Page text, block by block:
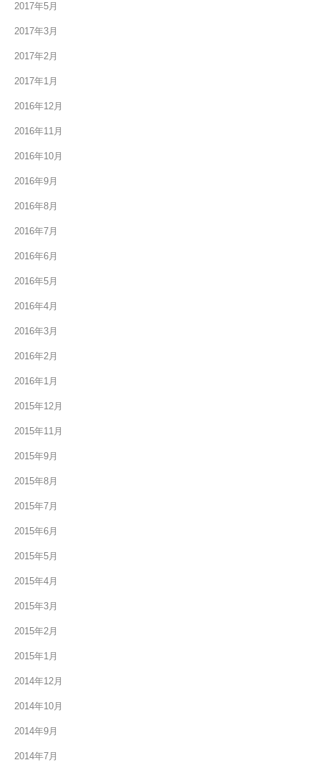
2017年5月
2017年3月
2017年2月
2017年1月
2016年12月
2016年11月
2016年10月
2016年9月
2016年8月
2016年7月
2016年6月
2016年5月
2016年4月
2016年3月
2016年2月
2016年1月
2015年12月
2015年11月
2015年9月
2015年8月
2015年7月
2015年6月
2015年5月
2015年4月
2015年3月
2015年2月
2015年1月
2014年12月
2014年10月
2014年9月
2014年7月